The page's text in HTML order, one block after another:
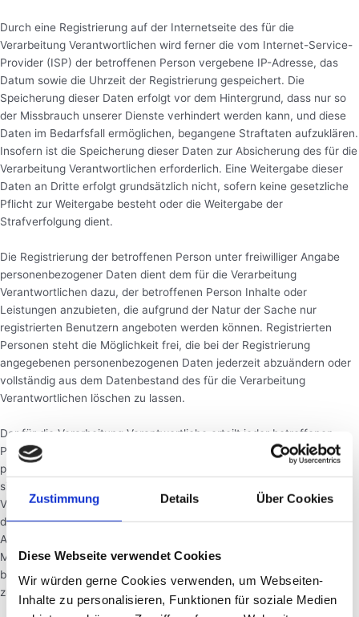
Zustimmung Details Über Cookies
Diese Webseite verwendet Cookies
Wir würden gerne Cookies verwenden, um Webseiten-
Inhalte zu personalisieren, Funktionen für soziale Medien
Durch eine Registrierung auf der Internetseite des für die
Verarbeitung Verantwortlichen wird ferner die vom Internet-Service-
Provider (ISP) der betroffenen Person vergebene IP-Adresse, das
Datum sowie die Uhrzeit der Registrierung gespeichert. Die
Speicherung dieser Daten erfolgt vor dem Hintergrund, dass nur so
der Missbrauch unserer Dienste verhindert werden kann, und diese
Daten im Bedarfsfall ermöglichen, begangene Straftaten aufzuklären.
Insofern ist die Speicherung dieser Daten zur Absicherung des für die
Verarbeitung Verantwortlichen erforderlich. Eine Weitergabe dieser
Daten an Dritte erfolgt grundsätzlich nicht, sofern keine gesetzliche
Pflicht zur Weitergabe besteht oder die Weitergabe der
Strafverfolgung dient.
Die Registrierung der betroffenen Person unter freiwilliger Angabe
personenbezogener Daten dient dem für die Verarbeitung
Verantwortlichen dazu, der betroffenen Person Inhalte oder
Leistungen anzubieten, die aufgrund der Natur der Sache nur
registrierten Benutzern angeboten werden können. Registrierten
Personen steht die Möglichkeit frei, die bei der Registrierung
angegebenen personenbezogenen Daten jederzeit abzuändern oder
vollständig aus dem Datenbestand des für die Verarbeitung
Verantwortlichen löschen zu lassen.
Der für die Verarbeitung Verantwortliche erteilt jeder betroffenen
Person jederzeit auf Anfrage Auskunft darüber, welche
personenbezogenen Daten über die betroffene Person gespeichert
sind. Ferner berichtigt oder löscht der für die Verarbeitung
Verantwortliche personenbezogene Daten auf Wunsch oder Hinweis
der betroffenen Person, soweit dem keine gesetzlichen
Aufbewahrungspflichten entgegenstehen. Die Gesamtheit der
Mitarbeiter des für die Verarbeitung Verantwortlichen stehen der
betroffenen Person in diesem Zusammenhang als Ansprechpartner
zur Verfügung.